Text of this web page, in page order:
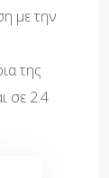
με την
της
σε 2.4